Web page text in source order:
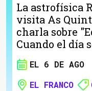
La astrofísica
visita As
charla sobre
Cuando el día
EL 6 DE AGO
EL FRANCO